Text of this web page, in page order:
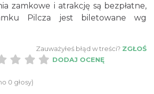
zamkowe i atrakcję są bezpłatne,
Pilcza jest biletowane wg
Zauważyłeś błąd w treści? ZGŁOŚ
DODAJ OCENĘ
0 głosy)